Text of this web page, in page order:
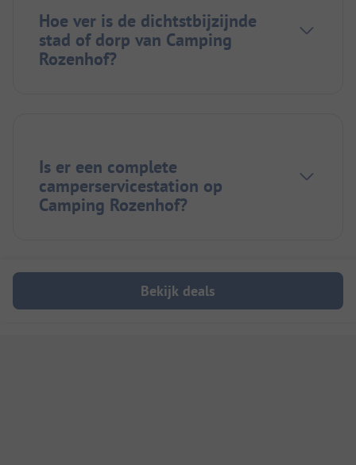
Hoe ver is de dichtstbijzijnde
stad of dorp van Camping
Rozenhof?
Is er een complete
camperservicestation op
Camping Rozenhof?
Bekijk deals